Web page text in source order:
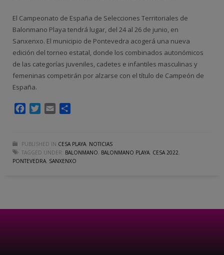
El Campeonato de España de Selecciones Territoriales de
Balonmano Playa tendrá lugar, del 24 al 26 de junio, en
Sanxenxo. El municipio de Pontevedra acogerá una nueva
edición del torneo estatal, donde los combinados autonómicos
de las categorías juveniles, cadetes e infantiles masculinas y
femeninas competirán por alzarse con el título de Campeón de
España.
FacebookTwitter
Email
PUBLISHED IN CESA PLAYA, NOTICIAS
TAGGED UNDER: BALONMANO, BALONMANO PLAYA, CESA 2022,
PONTEVEDRA, SANXENXO